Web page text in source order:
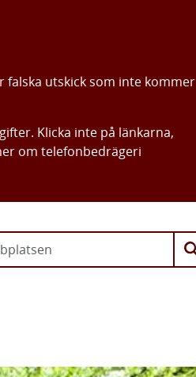
falska utskick som inte kommer
Klicka inte på länkarna,
om telefonbedrägeri